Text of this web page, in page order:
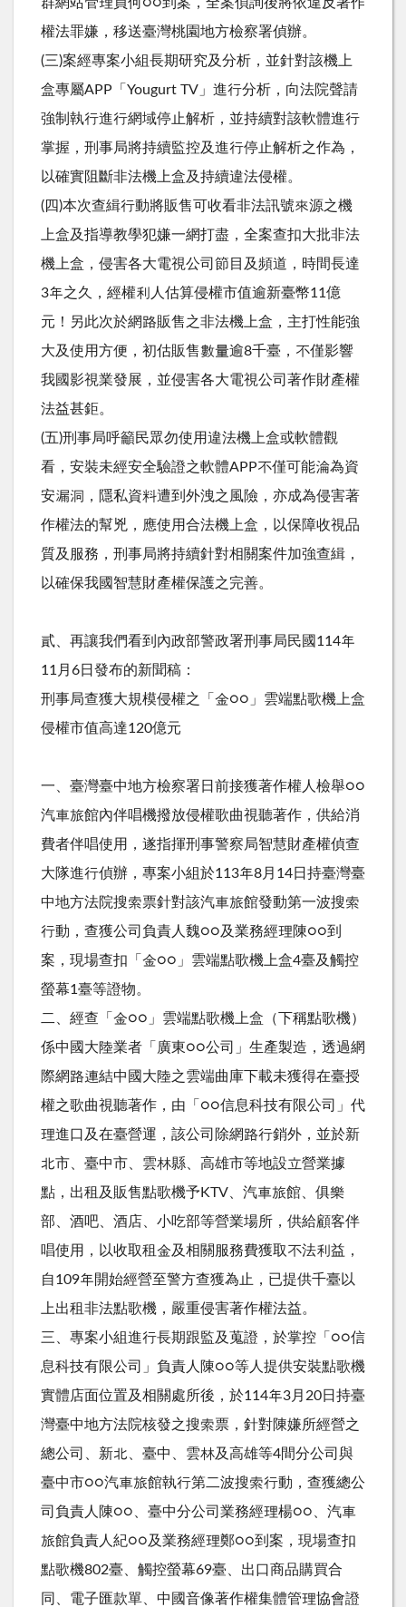
權法罪嫌，移送臺灣桃園地方檢察署偵辦。
(三)案經專案小組長期研究及分析，並針對該機上
盒專屬APP「Yougurt TV」進行分析，向法院聲請
強制執行進行網域停止解析，並持續對該軟體進行
掌握，刑事局將持續監控及進行停止解析之作為，
以確實阻斷非法機上盒及持續違法侵權。
(四)本次查緝行動將販售可收看非法訊號來源之機
上盒及指導教學犯嫌一網打盡，全案查扣大批非法
機上盒，侵害各大電視公司節目及頻道，時間長達
3年之久，經權利人估算侵權市值逾新臺幣11億
元！另此次於網路販售之非法機上盒，主打性能強
大及使用方便，初估販售數量逾8千臺，不僅影響
我國影視業發展，並侵害各大電視公司著作財產權
法益甚鉅。
(五)刑事局呼籲民眾勿使用違法機上盒或軟體觀
看，安裝未經安全驗證之軟體APP不僅可能淪為資
安漏洞，隱私資料遭到外洩之風險，亦成為侵害著
作權法的幫兇，應使用合法機上盒，以保障收視品
質及服務，刑事局將持續針對相關案件加強查緝，
以確保我國智慧財產權保護之完善。
貳、再讓我們看到內政部警政署刑事局民國114年
11月6日發布的新聞稿：
刑事局查獲大規模侵權之「金○○」雲端點歌機上盒
侵權市值高達120億元
一、臺灣臺中地方檢察署日前接獲著作權人檢舉○○
汽車旅館內伴唱機撥放侵權歌曲視聽著作，供給消
費者伴唱使用，遂指揮刑事警察局智慧財產權偵查
大隊進行偵辦，專案小組於113年8月14日持臺灣臺
中地方法院搜索票針對該汽車旅館發動第一波搜索
行動，查獲公司負責人魏○○及業務經理陳○○到
案，現場查扣「金○○」雲端點歌機上盒4臺及觸控
螢幕1臺等證物。
二、經查「金○○」雲端點歌機上盒（下稱點歌機）
係中國大陸業者「廣東○○公司」生產製造，透過網
際網路連結中國大陸之雲端曲庫下載未獲得在臺授
權之歌曲視聽著作，由「○○信息科技有限公司」代
理進口及在臺營運，該公司除網路行銷外，並於新
北市、臺中市、雲林縣、高雄市等地設立營業據
點，出租及販售點歌機予KTV、汽車旅館、俱樂
部、酒吧、酒店、小吃部等營業場所，供給顧客伴
唱使用，以收取租金及相關服務費獲取不法利益，
自109年開始經營至警方查獲為止，已提供千臺以
上出租非法點歌機，嚴重侵害著作權法益。
三、專案小組進行長期跟監及蒐證，於掌控「○○信
息科技有限公司」負責人陳○○等人提供安裝點歌機
實體店面位置及相關處所後，於114年3月20日持臺
灣臺中地方法院核發之搜索票，針對陳嫌所經營之
總公司、新北、臺中、雲林及高雄等4間分公司與
臺中市○○汽車旅館執行第二波搜索行動，查獲總公
司負責人陳○○、臺中分公司業務經理楊○○、汽車
旅館負責人紀○○及業務經理鄭○○到案，現場查扣
點歌機802臺、觸控螢幕69臺、出口商品購買合
同、電子匯款單、中國音像著作權集體管理協會證